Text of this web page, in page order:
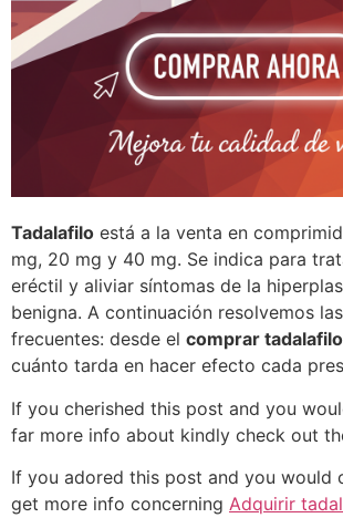
Tadalafilo está a la venta en
mg, 20 mg y 40 mg. Se indica para
eréctil y aliviar síntomas de la
benigna. A continuación resolvemos
frecuentes: desde el comprar
cuánto tarda en hacer efecto cada
If you cherished this post and you
far more info about kindly check out
If you adored this post and you would
get more info concerning Adquirir